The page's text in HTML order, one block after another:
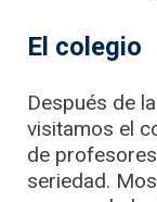
El colegio
Después de
visitamos el
de
seriedad.